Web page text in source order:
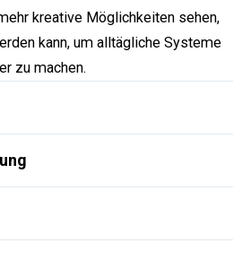
kreative Möglichkeiten sehen,
kann, um alltägliche Systeme
zu machen.